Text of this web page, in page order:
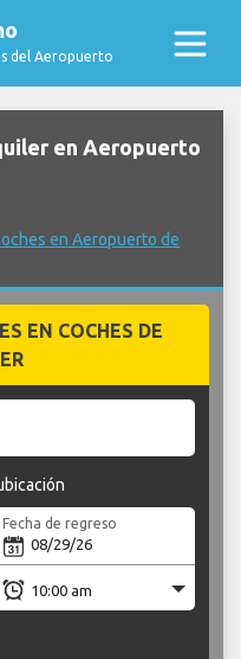
del Aeropuerto
en Aeropuerto
en Aeropuerto de
EN COCHES DE
Fecha de regreso